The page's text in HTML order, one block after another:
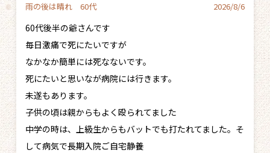
雨の後は晴れ 60代 2026/8/6
60代後半の爺さんです
毎日激痛で死にたいですが
なかなか簡単には死なないです。
死にたいと思いなが病院には行きます。
未遂もあります。
子供の頃は親からもよく殴られてました
中学の時は、上級生からもバットでも打たれてました。そ
して病気で長期入院ご自宅静養